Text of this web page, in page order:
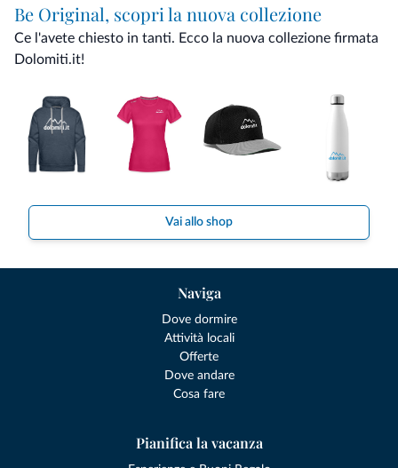
Be Original, scopri la nuova collezione
Ce l'avete chiesto in tanti. Ecco la nuova collezione firmata
Dolomiti.it!
Vai allo shop
Naviga
Dove dormire
Attività locali
Offerte
Dove andare
Cosa fare
Pianifica la vacanza